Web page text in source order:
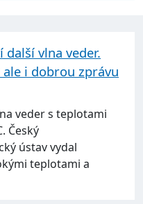
další vlna veder.
i dobrou zprávu
veder s teplotami
Český
ústav vydal
teplotami a